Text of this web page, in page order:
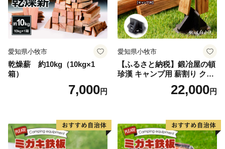
三者三様の風土、文化が融和する伊予市にぜひ一度お越
しください。
愛知県小牧市
乾燥薪 約10kg（10kg×1
箱）
7,000円
愛知県小牧市
【ふるさと納税】鍛冶屋の頓
珍漢 キャンプ用 薪割り クサ
ビ 簡単に割れる 転びにくい
ソロキャンプ 女性 お子様 黒
り寄せ 愛知県 小牧市 送料無
料
22,000円